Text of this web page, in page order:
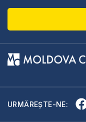
URMĂREȘTE-NE: